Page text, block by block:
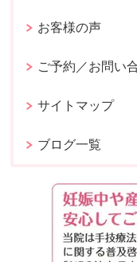
お客様の声
ご予約／お問い
サイトマップ
ブログ一覧